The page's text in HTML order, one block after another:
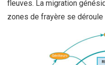
fleuves. La migration
zones de frayère se déroule